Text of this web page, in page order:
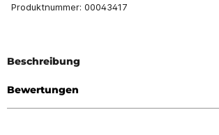
Produktnummer: 00043417
Beschreibung
Bewertungen